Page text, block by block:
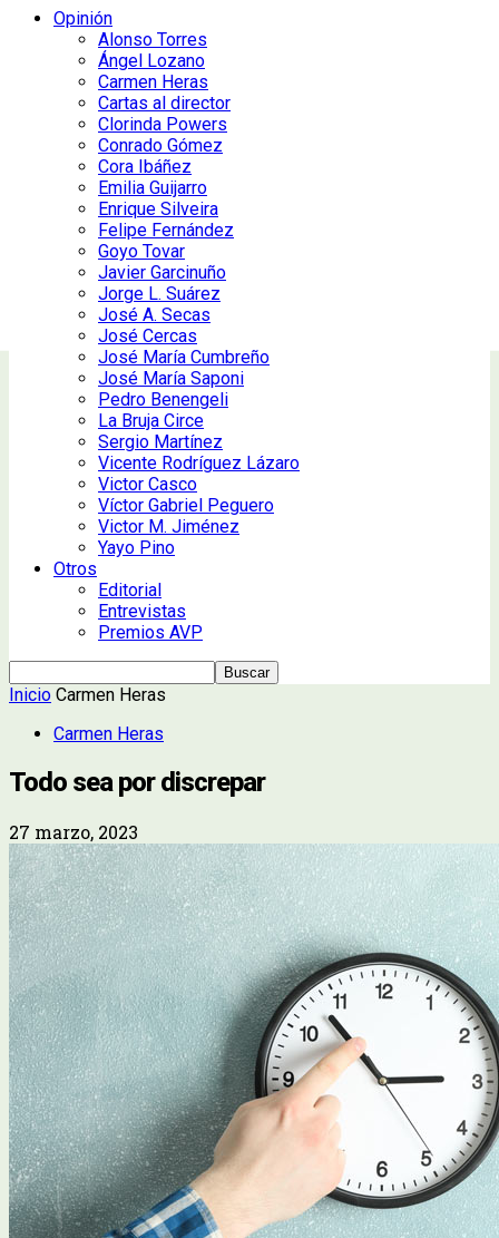
Opinión
Alonso Torres
Ángel Lozano
Carmen Heras
Cartas al director
Clorinda Powers
Conrado Gómez
Cora Ibáñez
Emilia Guijarro
Enrique Silveira
Felipe Fernández
Goyo Tovar
Javier Garcinuño
Jorge L. Suárez
José A. Secas
José Cercas
José María Cumbreño
José María Saponi
Pedro Benengeli
La Bruja Circe
Sergio Martínez
Vicente Rodríguez Lázaro
Victor Casco
Víctor Gabriel Peguero
Victor M. Jiménez
Yayo Pino
Otros
Editorial
Entrevistas
Premios AVP
Inicio Carmen Heras
Carmen Heras
Todo sea por discrepar
27 marzo, 2023